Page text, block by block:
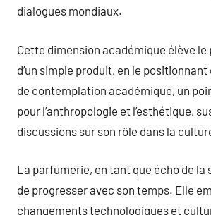
dialogues mondiaux.
Cette dimension académique élève
d’un simple produit, en le
de contemplation académique, un
pour l’anthropologie et l’esthétique,
discussions sur son rôle dans la
La parfumerie, en tant que écho de la
de progresser avec son temps. Elle
changements technologiques et